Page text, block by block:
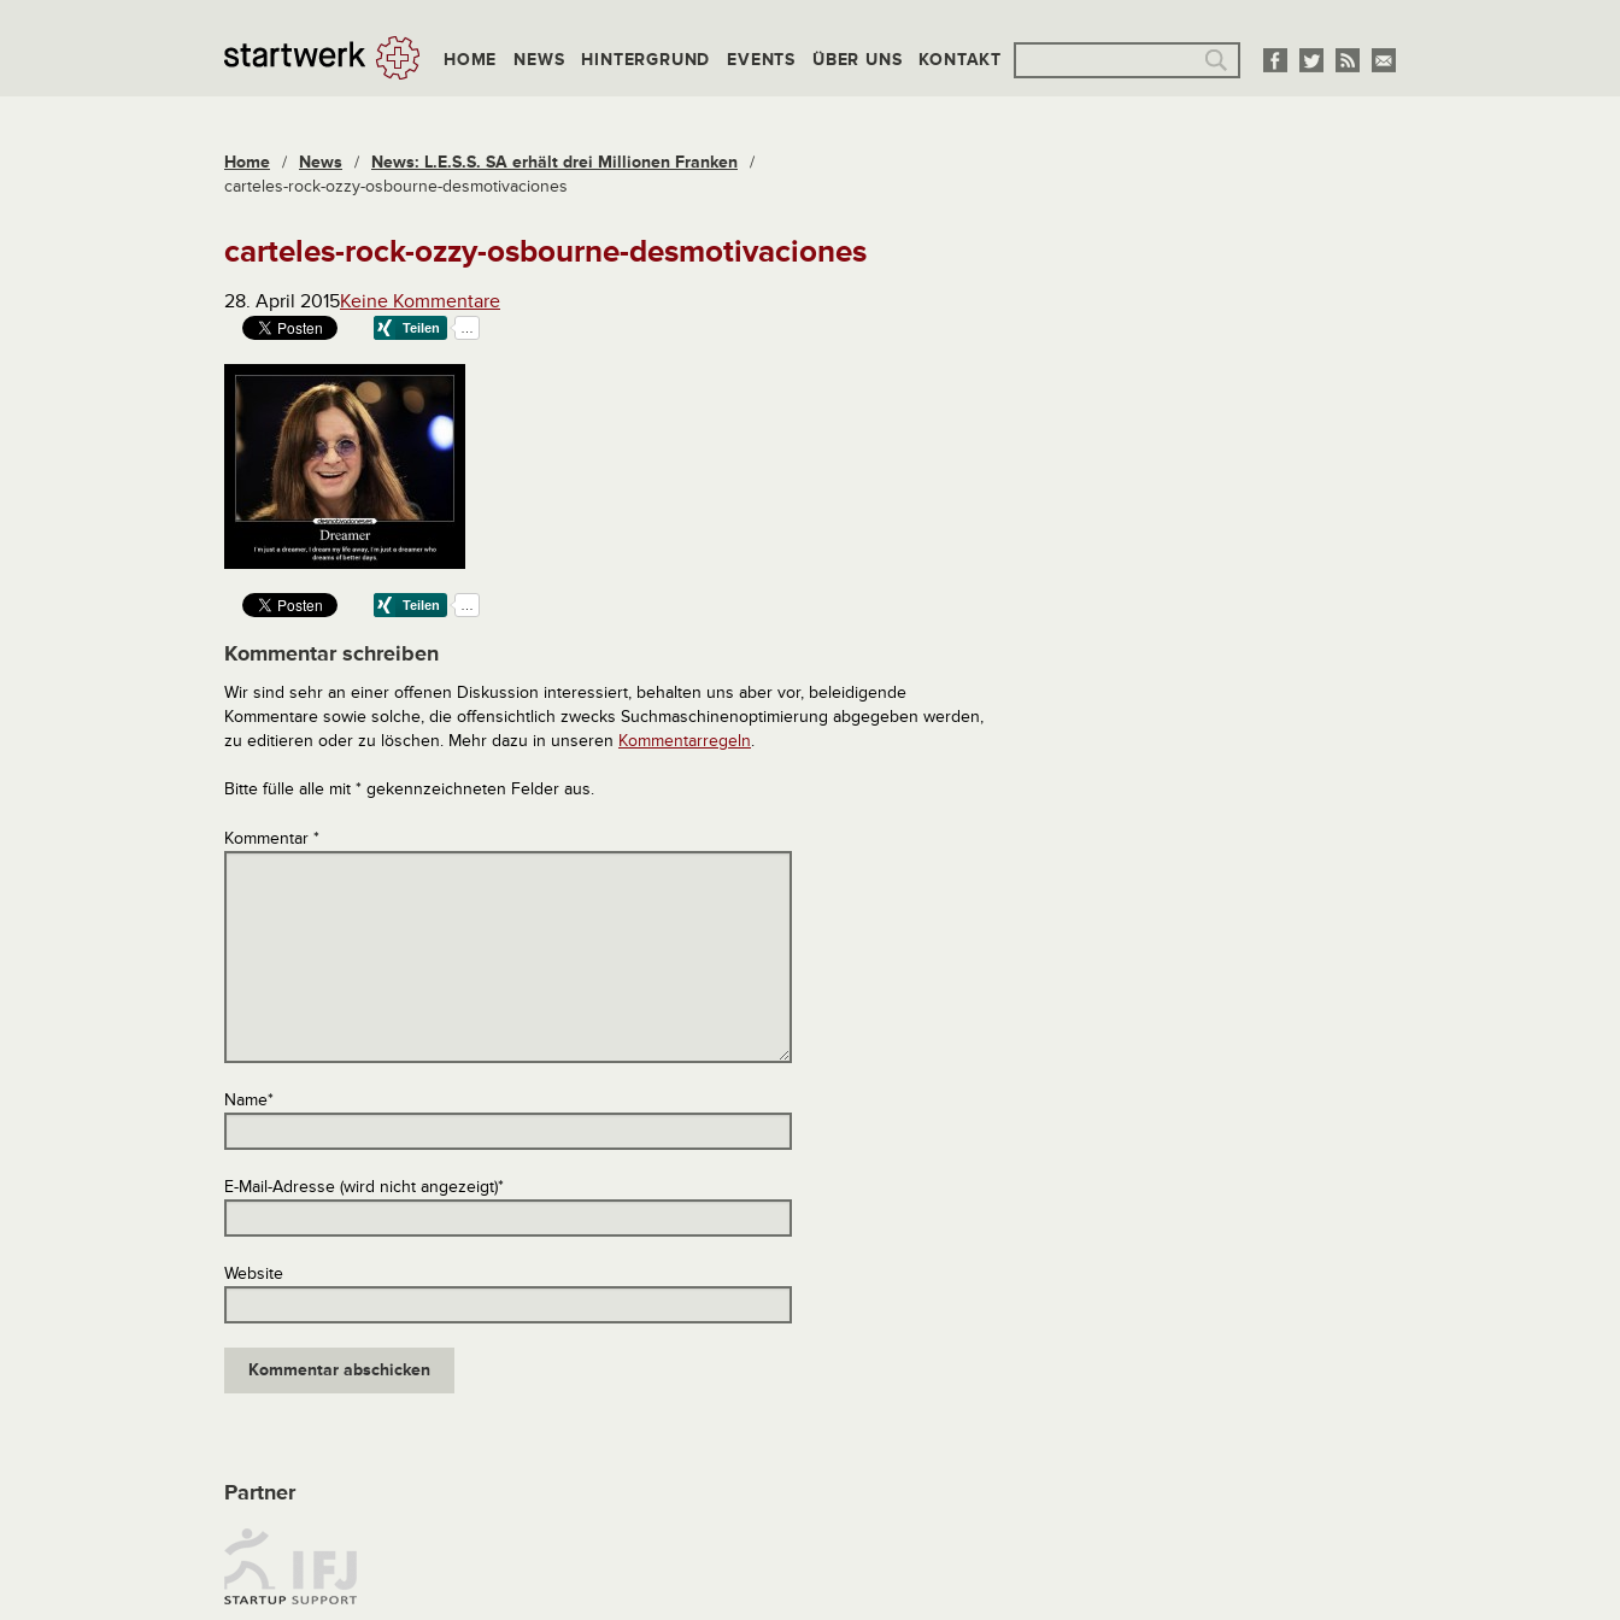
HOME NEWS HINTERGRUND EVENTS ÜBER UNS KONTAKT
Home / News / News: L.E.S.S. SA erhält drei Millionen Franken /
carteles-rock-ozzy-osbourne-desmotivaciones
carteles-rock-ozzy-osbourne-desmotivaciones
28. April 2015Keine Kommentare
Kommentar schreiben
Wir sind sehr an einer offenen Diskussion interessiert, behalten uns aber vor, beleidigende
Kommentare sowie solche, die offensichtlich zwecks Suchmaschinenoptimierung abgegeben werden,
zu editieren oder zu löschen. Mehr dazu in unseren Kommentarregeln.
Bitte fülle alle mit * gekennzeichneten Felder aus.
Kommentar *
Name*
E-Mail-Adresse (wird nicht angezeigt)*
Website
Partner